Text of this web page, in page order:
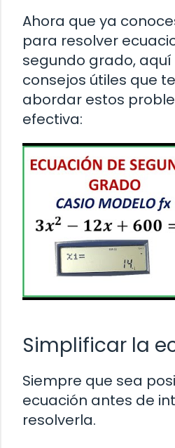
Ahora que ya
para resolver
segundo grado,
consejos útiles que
abordar estos
efectiva:
Simplificar la
Siempre que sea
ecuación antes de
resolverla.